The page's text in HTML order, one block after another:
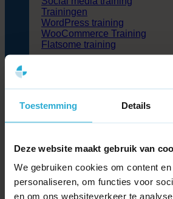
Toestemming Details
Deze website maakt gebruik van
We gebruiken cookies om content
personaliseren, om functies voor
en om ons websiteverkeer te
Trainingen
WordPress training
WooCommerce Training
Flatsome training
Partners
Over ons
Kennisbank
Zoeken
naar:
> Kennisbank>Wat zijn HTTP-